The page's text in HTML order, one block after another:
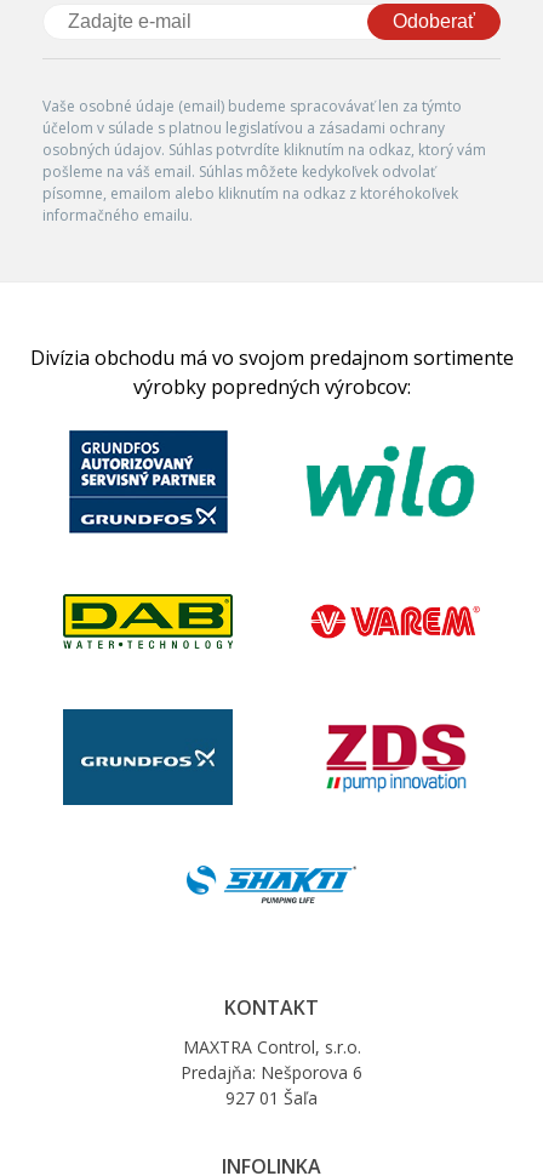
Odoberať
Vaše osobné údaje (email) budeme spracovávať len za týmto
účelom v súlade s platnou legislatívou a zásadami ochrany
osobných údajov. Súhlas potvrdíte kliknutím na odkaz, ktorý vám
pošleme na váš email. Súhlas môžete kedykoľvek odvolať
písomne, emailom alebo kliknutím na odkaz z ktoréhokoľvek
informačného emailu.
Divízia obchodu má vo svojom predajnom sortimente
výrobky popredných výrobcov:
KONTAKT
MAXTRA Control, s.r.o.
Predajňa: Nešporova 6
927 01 Šaľa
INFOLINKA